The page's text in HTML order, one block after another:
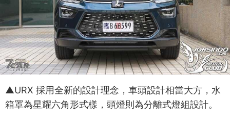
▲URX 採用全新的設計理念，車頭設計相當大方，水
箱罩為星耀六角形式樣，頭燈則為分離式燈組設計。